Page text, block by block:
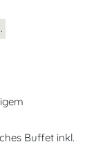
Buffet inkl.